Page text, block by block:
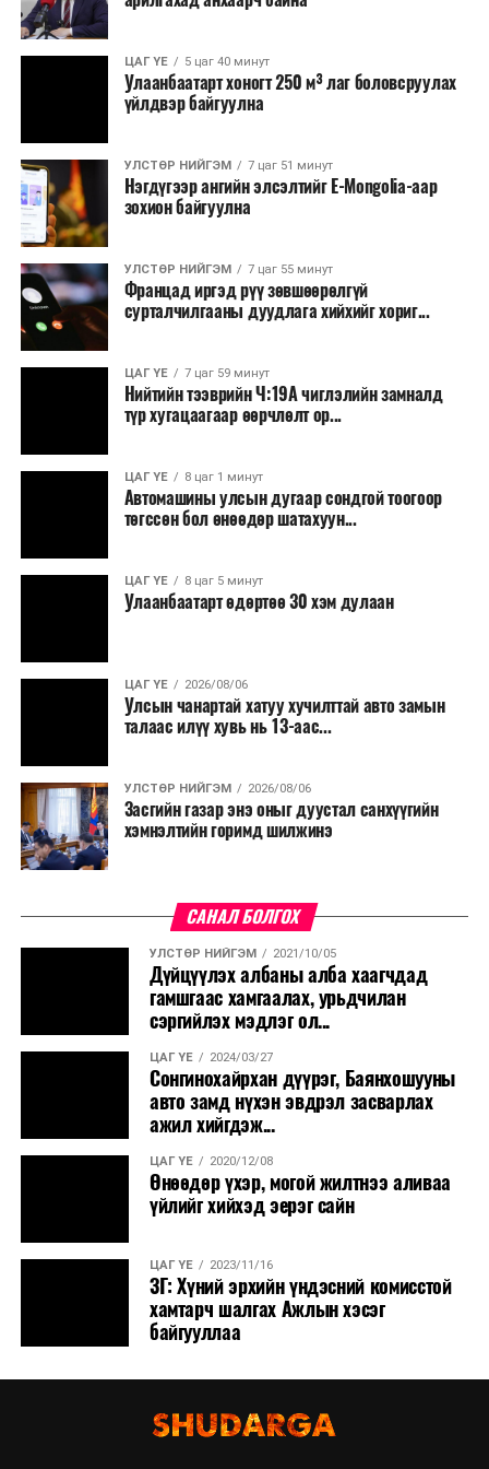
томилолт, гадаадын зочин хүлээн авах зардал;
Зайлшгүй шаардлагагүй тоног төхөөрөмж,
тавилга, автомашин худалдан авах;
Батлан хамгаалах, хууль зүйн салбараас бусад
Хуулиар заавал мэдээлэхээс бусад кино,
контент, хэвлэлийн зардал;
Заавал олгохоос бусад тэтгэмж, урамшуулал.
Санхүүгийн хэмнэлтийн горимыг 2026 оны
арванхоёрдугаар сарын 31 хүртэл мөрдөнө. Харин
эрүүл мэндийн салбар уг хэмнэлтийн горимд
хамрагдахгүй бөгөөд цэцэрлэг, сургуулийн хүүхдийн
эрт илрүүлэг, вакцинжуулалт, томуу, томуу төст
өвчний эсрэг арга хэмжээ зэрэг зайлшгүй
үргэлжилнэ гэж Ерөнхий сайд Н.Учрал онцоллоо.
Мөн бүх шатны төсвийн ерөнхийлөн захирагч нарт
салбар бүрдээ урсгал зардлыг 20 хувиар бууруулах,
нөхөн томилгоо хийхгүй байх, аялал, амралт, зугаалга,
хамт олны урлаг, спортын арга хэмжээг зохион
байгуулахгүй байх, төрийн албанд шинэ орон тоо бий
сургалтыг цахим хэлбэрт шилжүүлэх, төрийн албан
хаагчдыг зарим өдрүүдэд цахимаар ажиллуулах арга
хэмжээг үргэлжлүүлэхийг үүрэг болголоо.
Төсвийн сахилга бат сайжирч, эдийн засгийн нөхцөл
байдал хэвийн болсон тохиолдолд эдгээр
хязгаарлалтыг үе шаттайгаар сулруулах юм.
ЦАГ ҮЕ 5 цаг 40 минут
Улаанбаатарт хоногт 250 м³ лаг боловсруулах
үйлдвэр байгуулна
УЛСТӨР НИЙГЭМ 7 цаг 51 минут
Нэгдүгээр ангийн элсэлтийг E-Mongolia-аар
зохион байгуулна
УЛСТӨР НИЙГЭМ 7 цаг 55 минут
Францад иргэд рүү зөвшөөрөлгүй
сурталчилгааны дуудлага хийхийг хориг...
ЦАГ ҮЕ 7 цаг 59 минут
Нийтийн тээврийн Ч:19А чиглэлийн замналд
түр хугацаагаар өөрчлөлт ор...
ЦАГ ҮЕ 8 цаг 1 минут
Автомашины улсын дугаар сондгой тоогоор
төгссөн бол өнөөдөр шатахуун...
ЦАГ ҮЕ 8 цаг 5 минут
Улаанбаатарт өдөртөө 30 хэм дулаан
ЦАГ ҮЕ 2026/08/06
Улсын чанартай хатуу хучилттай авто замын
талаас илүү хувь нь 13-аас...
УЛСТӨР НИЙГЭМ 2026/08/06
Засгийн газар энэ оныг дуустал санхүүгийн
хэмнэлтийн горимд шилжинэ
САНАЛ БОЛГОХ
УЛСТӨР НИЙГЭМ 2021/10/05
Дүйцүүлэх албаны алба хаагчдад
гамшгаас хамгаалах, урьдчилан
сэргийлэх мэдлэг ол...
ЦАГ ҮЕ 2024/03/27
Сонгинохайрхан дүүрэг, Баянхошууны
авто замд нүхэн эвдрэл засварлах
ажил хийгдэж...
ЦАГ ҮЕ 2020/12/08
Өнөөдөр үхэр, могой жилтнээ аливаа
үйлийг хийхэд эерэг сайн
ЦАГ ҮЕ 2023/11/16
ЗГ: Хүний эрхийн үндэсний комисстой
хамтарч шалгах Ажлын хэсэг
байгууллаа